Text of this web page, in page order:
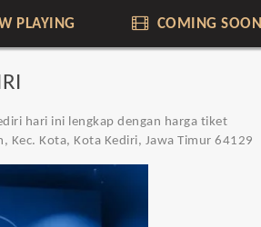
PLAYING COMING SOON
hari ini lengkap dengan harga tiket
Kec. Kota, Kota Kediri, Jawa Timur 64129